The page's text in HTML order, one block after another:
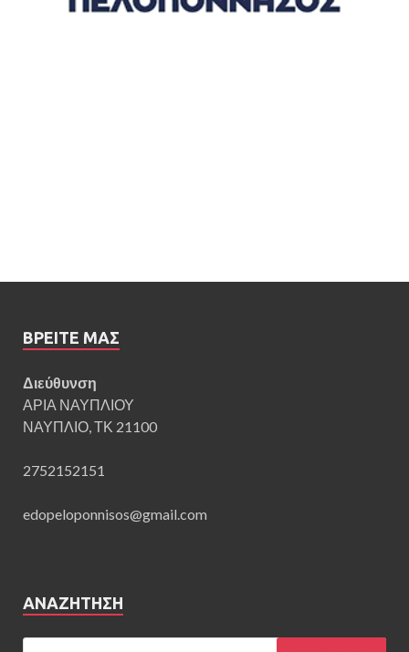
ΒΡΕΊΤΕ ΜΑΣ
Διεύθυνση
ΑΡΙΑ ΝΑΥΠΛΙΟΥ
ΝΑΥΠΛΙΟ, ΤΚ 21100
2752152151
edopeloponnisos@gmail.com
ΑΝΑΖΉΤΗΣΗ